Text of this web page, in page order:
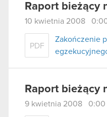
Raport bieżący
10 kwietnia 2008
PDF
Zakończenie
Raport bieżący
9 kwietnia 2008 0:00